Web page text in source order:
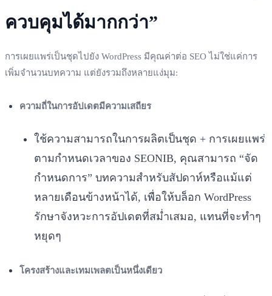
ควบคุมได้มากกว่า”
การเผยแพร่เป็นชุดไปยัง WordPress มีคุณค่าต่อ SEO ไม่ใช่แค่การ
เพิ่มจำนวนบทความ แต่ยังรวมถึงหลายแง่มุม:
ความถี่ในการอัปเดตมีความเสถียร
ใช้ความสามารถในการผลิตเป็นชุด + การเผยแพร่
ตามกำหนดเวลาของ SEONIB, คุณสามารถ “จัด
กำหนดการ” บทความสำหรับสัปดาห์หรือแม้แต่
หลายเดือนข้างหน้าได้, เพื่อให้บล็อก WordPress
รักษาจังหวะการอัปเดตที่สม่ำเสมอ, แทนที่จะทำๆ
หยุดๆ
โครงสร้างและเทมเพลตเป็นหนึ่งเดียว